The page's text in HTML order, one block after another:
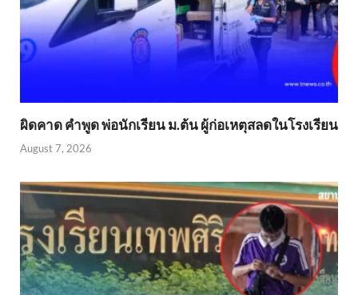
ผิดคาด คำพูด พ่อนักเรียน ม.ต้น ผู้ก่อเหตุสลดในโรงเรียน
August 7, 2026